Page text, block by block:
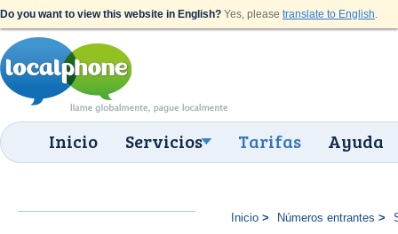
Do you want to view this website in English? Yes, please translate to English.
Inicio Servicios Tarifas Ayuda
Inicio Números entrantes